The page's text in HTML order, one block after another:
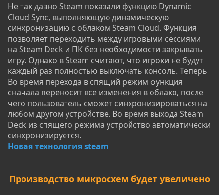
Не так давно Steam показали функцию Dynamic
Cloud Sync, выполняющую динамическую
синхронизацию с облаком Steam Cloud. Функция
позволяет переходить между игровыми сессиями
на Steam Deck и ПК без необходимости закрывать
игру. Однако в Steam считают, что игроки не будут
каждый раз полностью выключать консоль. Теперь
Во время перехода в спящий режим функция
сначала переносит все изменения в облако, после
чего пользователь сможет синхронизироваться на
любом другом устройстве. Во время выхода Steam
Deck из спящего режима устройство автоматически
синхронизируется.
Новая технология steam
Производство микросхем будет увеличено